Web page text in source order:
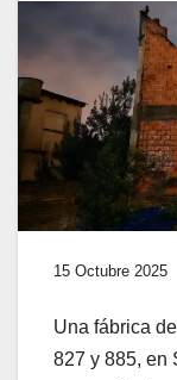
15 Octubre 2025
Una fábrica
827 y 885, en